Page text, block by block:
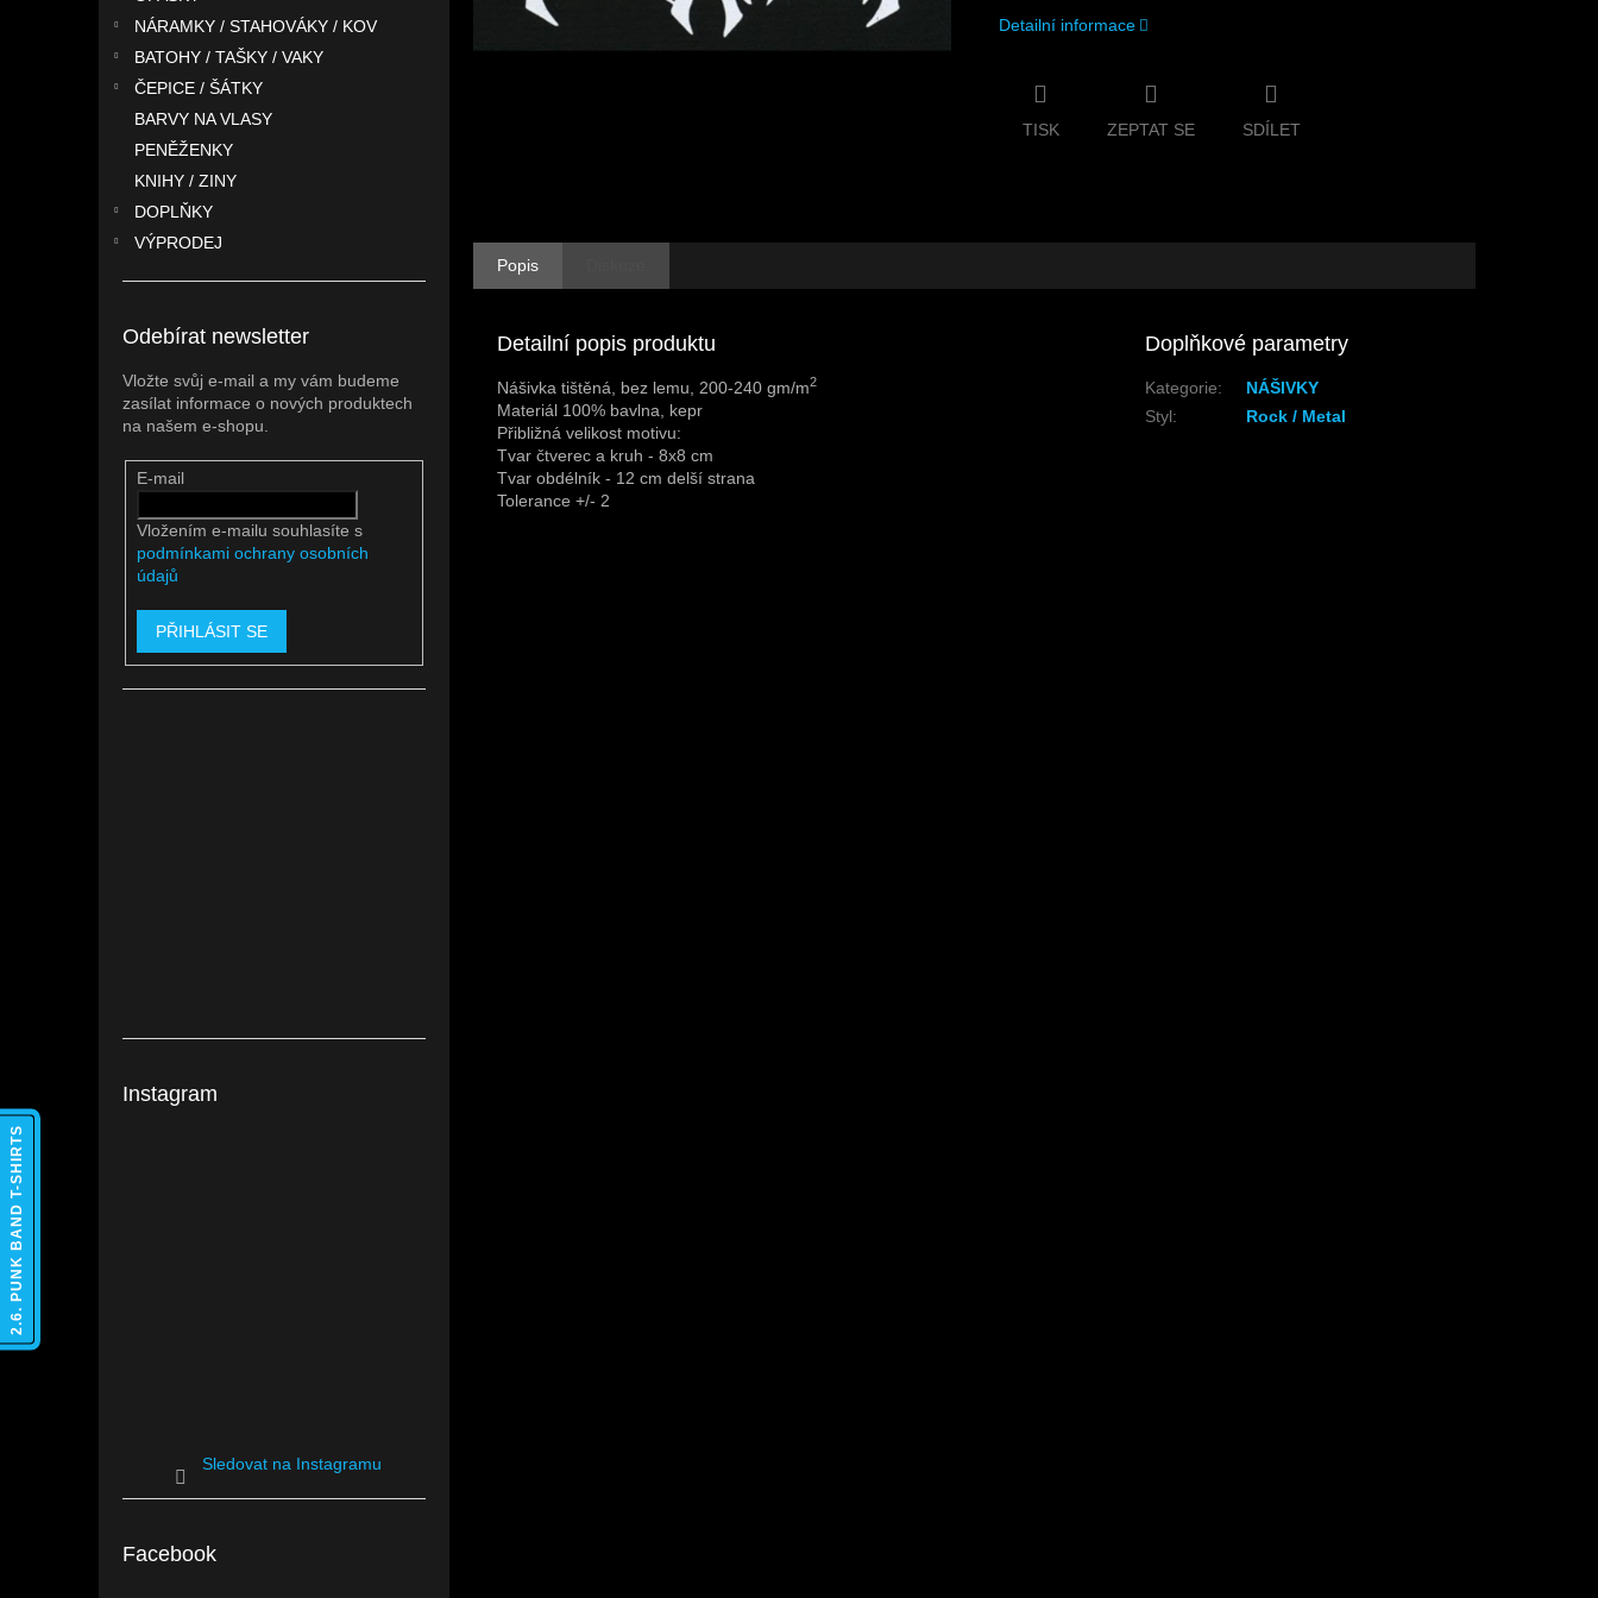
NÁRAMKY / STAHOVÁKY / KOV
BATOHY / TAŠKY / VAKY
ČEPICE / ŠÁTKY
BARVY NA VLASY
PENĚŽENKY
KNIHY / ZINY
DOPLŇKY
VÝPRODEJ
Odebírat newsletter
Vložte svůj e-mail a my vám budeme
zasílat informace o nových produktech
na našem e-shopu.
E-mail
Vložením e-mailu souhlasíte s
podmínkami ochrany osobních
údajů
PŘIHLÁSIT SE
Instagram
Sledovat na Instagramu
Facebook
Detailní informace
TISK ZEPTAT SE SDÍLET
Popis
Detailní popis produktu
Nášivka tištěná, bez lemu, 200-240 gm/m2
Materiál 100% bavlna, kepr
Přibližná velikost motivu:
Tvar čtverec a kruh - 8x8 cm
Tvar obdélník - 12 cm delší strana
Tolerance +/- 2
Doplňkové parametry
Kategorie:
NÁŠIVKY
Styl: Rock / Metal
2.6. PUNK BAND T-SHIRTS